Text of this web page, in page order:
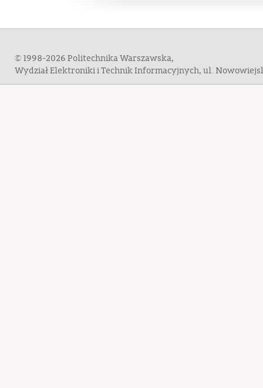
© 1998-2026 Politechnika Warszawska,
Wydział Elektroniki i Technik Informacyjnych, ul.